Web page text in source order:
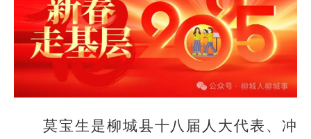
互动回应
数据专题
莫宝生是柳城县十八届人大代表、冲